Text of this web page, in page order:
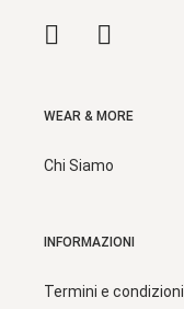
WEAR & MORE
Chi Siamo
INFORMAZIONI
Termini e condizioni